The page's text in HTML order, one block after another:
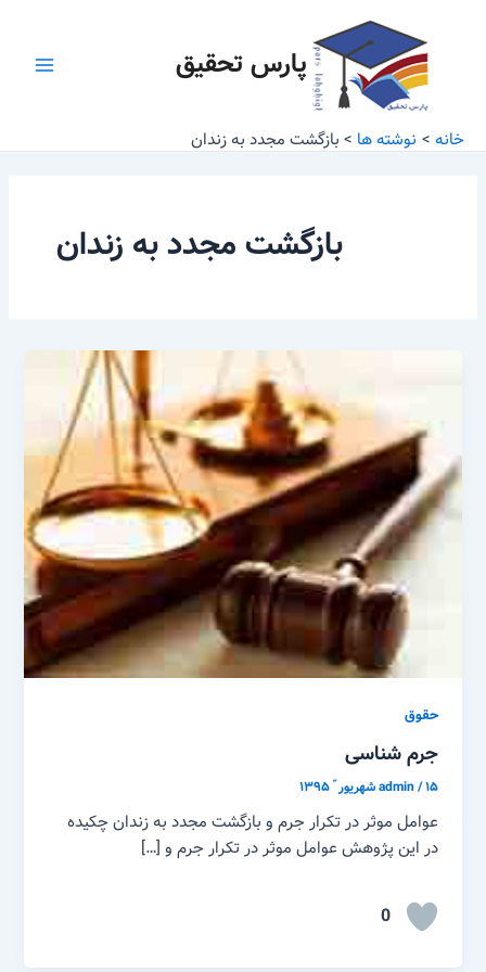
پارس تحقیق
خانه نوشته ها بازگشت مجدد به زندان
بازگشت مجدد به زندان
حقوق
جرم شناسی
admin/۱۵ شهریور ّ ۱۳۹۵
عوامل موثر در تکرار جرم و بازگشت مجدد به زندان چکیده
در این پژوهش عوامل موثر در تکرار جرم و […]
0